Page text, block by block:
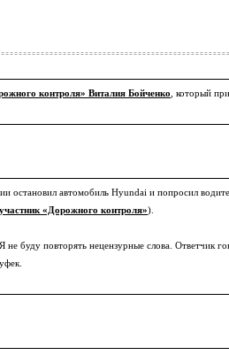
контроля» Виталия Бойченко , который
автомобиль Hyundai и попросил
«Дорожного контроля»).
буду повторять нецензурные слова. Ответчик